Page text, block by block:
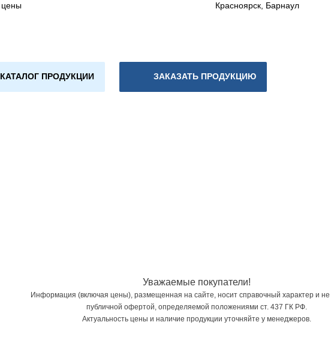
цены
Красноярск, Барнаул
КАТАЛОГ ПРОДУКЦИИ ЗАКАЗАТЬ ПРОДУКЦИЮ
Уважаемые покупатели!
Информация (включая цены), размещенная на сайте, носит справочный характер и не
публичной офертой, определяемой положениями ст. 437 ГК РФ.
Актуальность цены и наличие продукции уточняйте у менеджеров.